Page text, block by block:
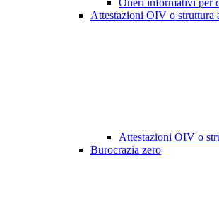
Oneri informativi per
Attestazioni OIV o struttura
Attestazioni OIV o
Burocrazia zero